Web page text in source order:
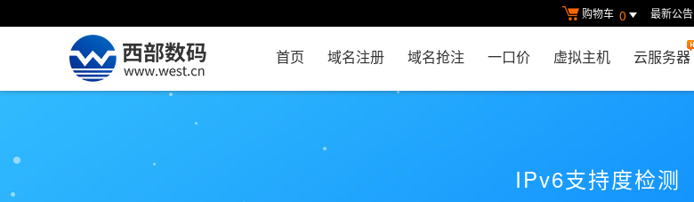
购物车 0 最新公告
首页 域名注册 域名抢注 一口价 虚拟主机 云服务器
IPv6支持度检测